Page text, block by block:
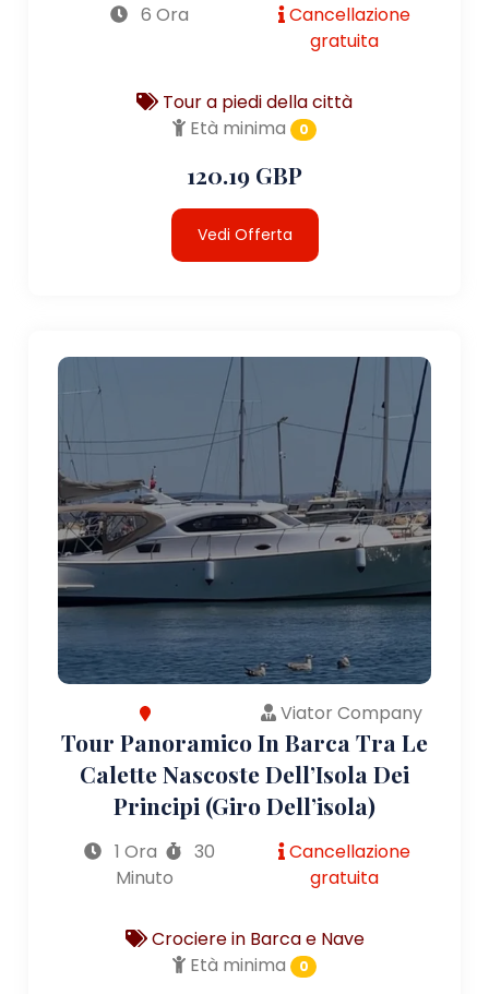
6 Ora
Cancellazione
gratuita
Tour a piedi della città
Età minima
0
120.19 GBP
Vedi Offerta
Viator Company
Tour Panoramico In Barca Tra Le
Calette Nascoste Dell’Isola Dei
Principi (giro Dell’isola)
1 Ora
30
Minuto
Cancellazione
gratuita
Crociere in Barca e Nave
Età minima
0